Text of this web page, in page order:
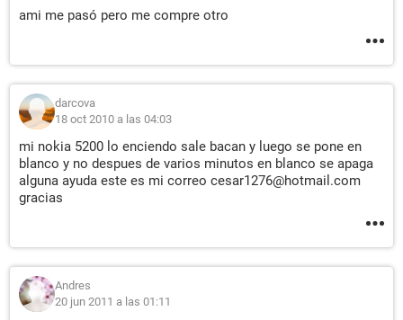
ami me pasó pero me compre otro
darcova
18 oct 2010 a las 04:03
mi nokia 5200 lo enciendo sale bacan y luego se pone en
blanco y no despues de varios minutos en blanco se apaga
alguna ayuda este es mi correo cesar1276@hotmail.com
gracias
Andres
20 jun 2011 a las 01:11